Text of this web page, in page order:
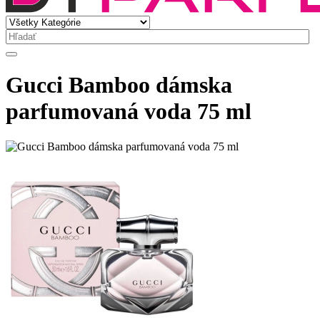
Gucci Bamboo dámska
parfumovaná voda 75 ml